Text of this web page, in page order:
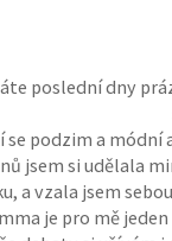
poslední dny
se podzim a módní
jsem si udělala
a vzala jsem
je pro mě